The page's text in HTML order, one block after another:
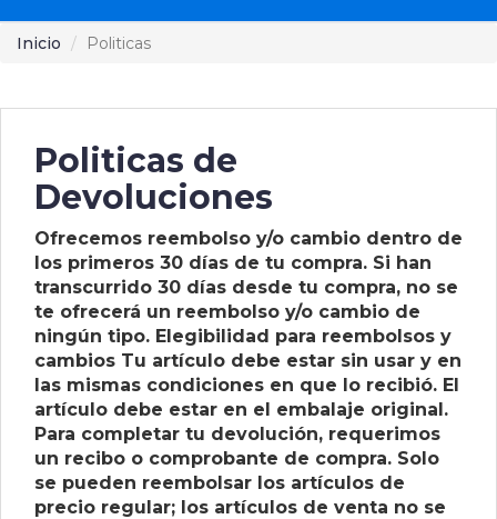
Contactenos
Iniciar
Sesion
Crear
Usuario
Inicio Politicas
Politicas de
Devoluciones
Ofrecemos reembolso y/o cambio dentro de
los primeros 30 días de tu compra. Si han
transcurrido 30 días desde tu compra, no se
te ofrecerá un reembolso y/o cambio de
ningún tipo. Elegibilidad para reembolsos y
cambios Tu artículo debe estar sin usar y en
las mismas condiciones en que lo recibió. El
artículo debe estar en el embalaje original.
Para completar tu devolución, requerimos
un recibo o comprobante de compra. Solo
se pueden reembolsar los artículos de
precio regular; los artículos de venta no se